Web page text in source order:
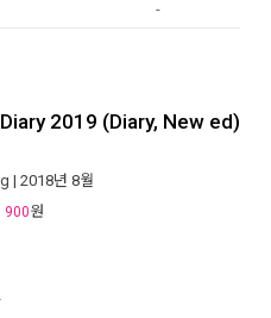
-
2019 (Diary, New ed)
| 2018년 8월
900원